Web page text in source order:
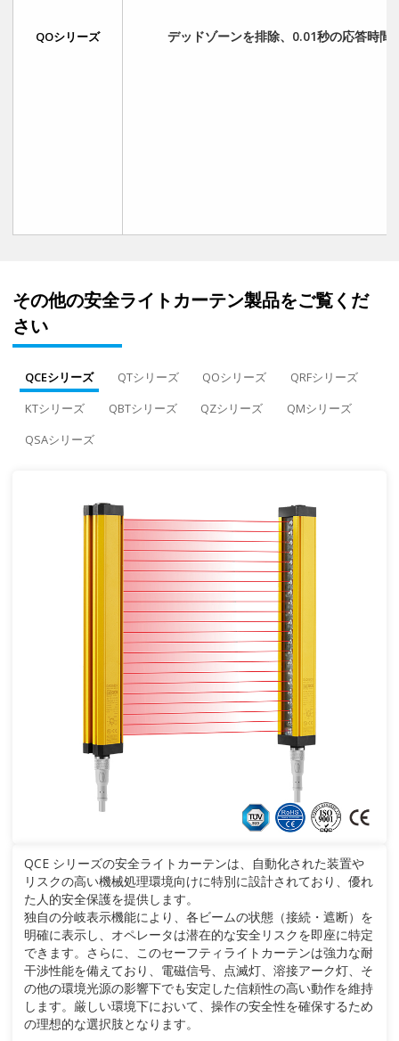
QOシリーズ デッドゾーンを排除、0.01秒の応答時間
その他の安全ライトカーテン製品をご覧くだ
さい
QCEシリーズ QTシリーズ QOシリーズ
QRFシリーズ
KTシリーズ
QBTシリーズ QZシリーズ
QMシリーズ
QSAシリーズ
QCE シリーズの安全ライトカーテンは、自動化された装置や
リスクの高い機械処理環境向けに特別に設計されており、優れ
た人的安全保護を提供します。
独自の分岐表示機能により、各ビームの状態（接続・遮断）を
明確に表示し、オペレータは潜在的な安全リスクを即座に特定
できます。さらに、このセーフティライトカーテンは強力な耐
干渉性能を備えており、電磁信号、点滅灯、溶接アーク灯、そ
の他の環境光源の影響下でも安定した信頼性の高い動作を維持
します。厳しい環境下において、操作の安全性を確保するため
の理想的な選択肢となります。